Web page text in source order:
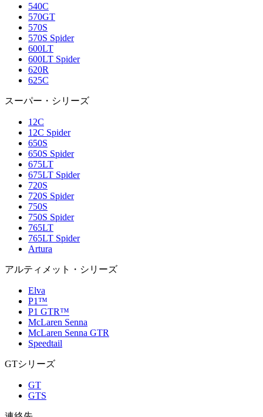
540C
570GT
570S
570S Spider
600LT
600LT Spider
620R
625C
スーパー・シリーズ
12C
12C Spider
650S
650S Spider
675LT
675LT Spider
720S
720S Spider
750S
750S Spider
765LT
765LT Spider
Artura
アルティメット・シリーズ
Elva
P1™
P1 GTR™
McLaren Senna
McLaren Senna GTR
Speedtail
GTシリーズ
GT
GTS